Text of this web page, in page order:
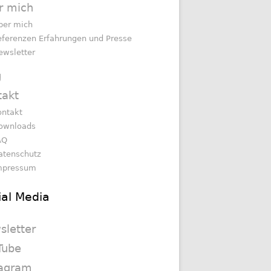
mich
mich
Erfahrungen und Presse
Media